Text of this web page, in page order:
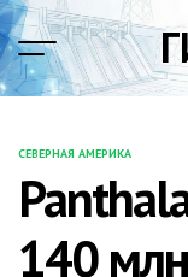
Перейти
к
содержимому
ОПУБЛИКОВАНО
В
СЕВЕРНАЯ АМЕРИКА
140